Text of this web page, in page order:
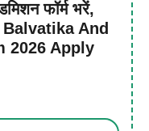
फॉर्म भरें,
Balvatika And
2026 Apply